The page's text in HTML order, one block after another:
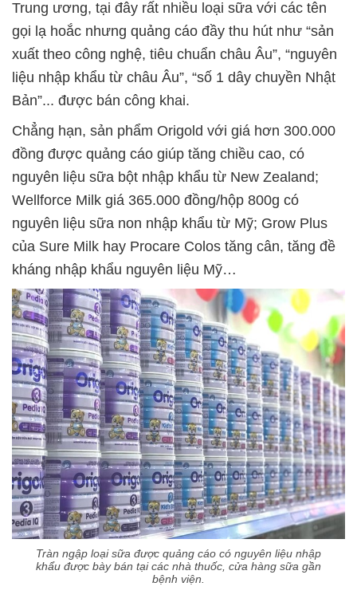
Trung ương, tại đây rất nhiều loại sữa với các tên
gọi lạ hoắc nhưng quảng cáo đầy thu hút như “sản
xuất theo công nghệ, tiêu chuẩn châu Âu”, “nguyên
liệu nhập khẩu từ châu Âu”, “số 1 dây chuyền Nhật
Bản”... được bán công khai.
Chẳng hạn, sản phẩm Origold với giá hơn 300.000
đồng được quảng cáo giúp tăng chiều cao, có
nguyên liệu sữa bột nhập khẩu từ New Zealand;
Wellforce Milk giá 365.000 đồng/hộp 800g có
nguyên liệu sữa non nhập khẩu từ Mỹ; Grow Plus
của Sure Milk hay Procare Colos tăng cân, tăng đề
kháng nhập khẩu nguyên liệu Mỹ…
Tràn ngập loại sữa được quảng cáo có nguyên liệu nhập
khẩu được bày bán tại các nhà thuốc, cửa hàng sữa gần
bệnh viện.